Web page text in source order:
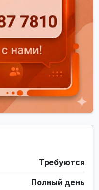
Требуются
Полный день